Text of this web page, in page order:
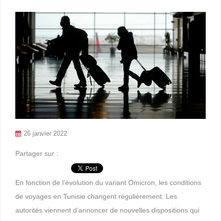
26 janvier 2022
Partager sur :
En fonction de l’évolution du variant Omicron, les conditions
de voyages en Tunisie changent régulièrement. Les
autorités viennent d’annoncer de nouvelles dispositions qui